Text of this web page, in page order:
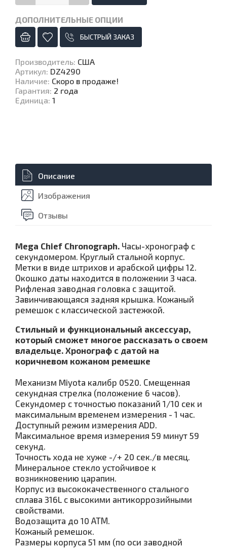
ДОПОЛНИТЕЛЬНЫЕ ОПЦИИ
БЫСТРЫЙ ЗАКАЗ
Производитель: США
Артикул: DZ4290
Наличие: Скоро в продаже!
Гарантия: 2 года
Единица: 1
Описание
Изображения
Отзывы
Mega Chief Chronograph. Часы-хронограф с
секундомером. Круглый стальной корпус.
Метки в виде штрихов и арабской цифры 12.
Окошко даты находится в положении 3 часа.
Рифленая заводная головка с защитой.
Завинчивающаяся задняя крышка. Кожаный
ремешок с классической застежкой.
Стильный и функциональный аксессуар,
который сможет многое рассказать о своем
владельце. Хронограф с датой на
коричневом кожаном ремешке
Механизм Miyota калибр 0S20. Смещенная
секундная стрелка (положение 6 часов).
Секундомер с точностью показаний 1/10 сек и
максимальным временем измерения - 1 час.
Доступный режим измерения ADD.
Максимальное время измерения 59 минут 59
секунд.
Точность хода не хуже -/+ 20 сек./в месяц.
Минеральное стекло устойчивое к
возникновению царапин.
Корпус из высококачественного стального
сплава 316L с высокими антикоррозийными
свойствами.
Водозащита до 10 АТМ.
Кожаный ремешок.
Размеры корпуса 51 мм (по оси заводной